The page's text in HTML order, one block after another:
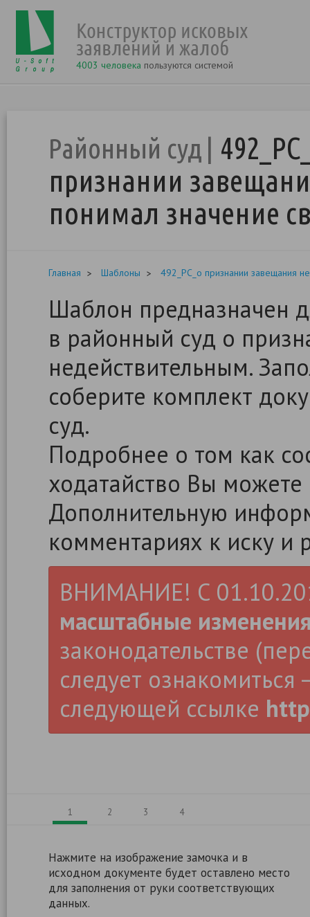
4003 человека пользуются системой
Районный суд
признании
понимал значение
Главная Шаблоны 492_РС_о признании завещания
Шаблон предназначен
в районный суд о
недействительным.
соберите комплект
суд.
Подробнее о том как
ходатайство Вы
Дополнительную
комментариях к иску и
ВНИМАНИЕ! С
масштабные
законодательстве
следует ознакомиться
следующей ссылке
1 2 3 4
Нажмите на изображение замочка и в
исходном документе будет оставлено место
для заполнения от руки соответствующих
данных.